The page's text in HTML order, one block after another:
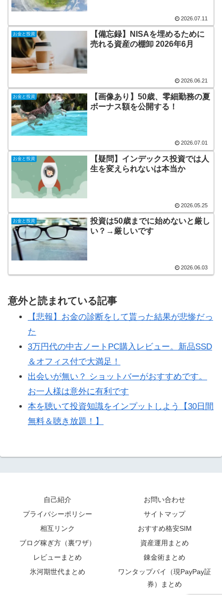
2026.07.11
お金と投資
【備忘録】NISAを埋めるために
売れる資産の棚卸 2026年6月
2026.06.21
お金と投資
【画像あり】50歳、零細勤務の夏
ボーナス額を公開する！
2026.07.01
お金と投資
【疑問】インデックス投資では人
生を変えられないは本当か
2026.05.25
お金と投資
投資は50歳までに始めないと厳し
い？→厳しいです
2026.06.03
意外と読まれている記事
【悲報】お金の診断をして貰った結果が悲惨だっ
た
3万円代の中古ノートPC購入レビュー。新品SSD
＆オフィス付で大満足！
出会いが無い？ ショットバーがおすすめです。
お一人様は意外に有利です
本を聴いて投資知識をインプットしよう【30日間
無料＆聴き放題！】
自己紹介
お問い合わせ
プライバシーポリシー
サイトマップ
相互リンク
おすすめ格安SIM
ブログ稼ぎ方（裏ワザ）
資産運用まとめ
レビューまとめ
錬金術まとめ
氷河期世代まとめ
ワンタップバイ（現PayPay証
券）まとめ